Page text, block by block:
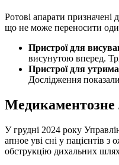
Ротові апарати
що не може переносити
Пристрої для
висунутою вперед.
Пристрої для
Дослідження
Медикаментозне
У грудні 2024 року
апное уві сні у пацієнтів
обструкцію дихальних